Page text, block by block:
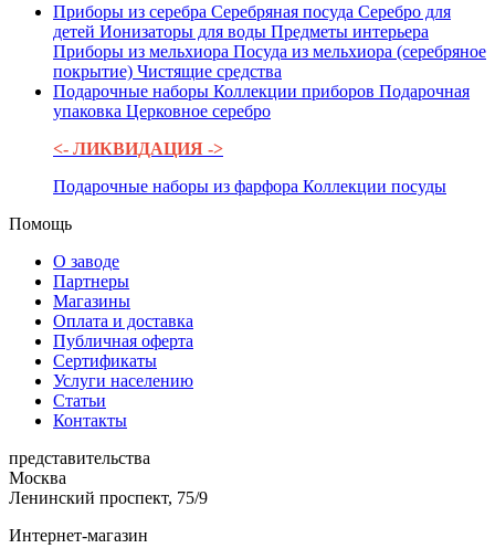
Приборы из серебра Серебряная посуда Серебро для
детей Ионизаторы для воды Предметы интерьера
Приборы из мельхиора Посуда из мельхиора (серебряное
покрытие) Чистящие средства
Подарочные наборы Коллекции приборов Подарочная
упаковка Церковное серебро
<- ЛИКВИДАЦИЯ ->
Подарочные наборы из фарфора Коллекции посуды
Помощь
О заводе
Партнеры
Магазины
Оплата и доставка
Публичная оферта
Сертификаты
Услуги населению
Статьи
Контакты
представительства
Москва
Ленинский проспект, 75/9
Интернет-магазин